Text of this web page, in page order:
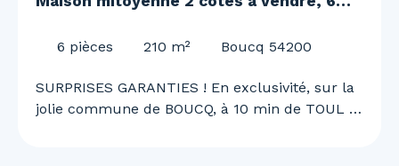
6 pièces 210 m² Boucq 54200
SURPRISES GARANTIES ! En exclusivité, sur la
jolie commune de BOUCQ, à 10 min de TOUL et